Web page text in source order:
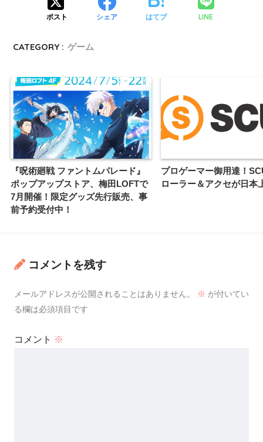
ポスト シェア はてブ LINE
CATEGORY : ゲーム
『呪術廻戦 ファントムパレード』
ポップアップストア、梅田LOFTで
7月開催！限定グッズ先行販売、事
前予約受付中！
プロゲーマー御用達！
ローラー＆アクセが日本
コメントを残す
メールアドレスが公開されることはありません。 ※ が付いてい
る欄は必須項目です
コメント ※